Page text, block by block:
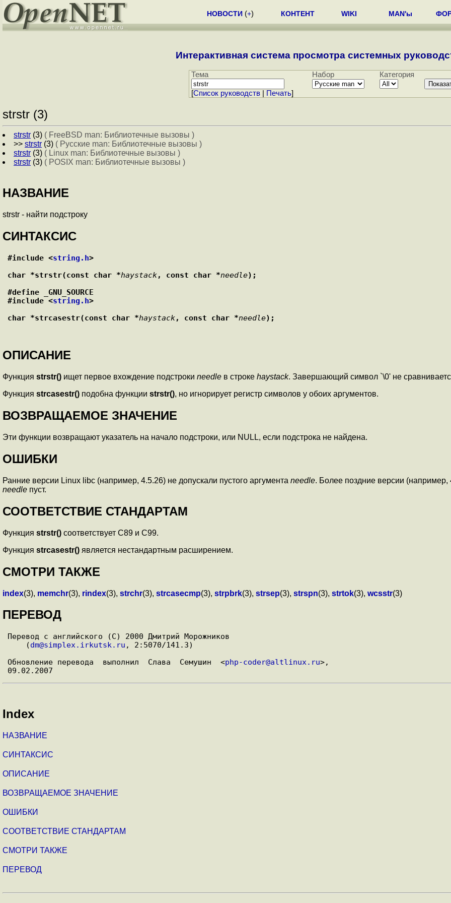
НОВОСТИ (+) КОНТЕНТ WIKI MAN'ы
Интерактивная система просмотра системных
Тема Набор Категория
[Cписок руководств| Печать]
strstr (3)
strstr (3) ( FreeBSD man: Библиотечные вызовы )
>> strstr (3) ( Русские man: Библиотечные вызовы )
strstr (3) ( Linux man: Библиотечные вызовы )
strstr (3) ( POSIX man: Библиотечные вызовы )
НАЗВАНИЕ
strstr - найти подстроку
СИНТАКСИС
#include <string.h>
char *strstr(const char *haystack, const char *needle);
#define _GNU_SOURCE
#include <string.h>
char *strcasestr(const char *haystack, const char *needle);
ОПИСАНИЕ
Функция strstr() ищет первое вхождение подстроки needle в строке haystack. Завершающий символ `\0' не
Функция strcasestr() подобна функции strstr(), но игнорирует регистр символов у обоих аргументов.
ВОЗВРАЩАЕМОЕ ЗНАЧЕНИЕ
Эти функции возвращают указатель на начало подстроки, или NULL, если подстрока не найдена.
ОШИБКИ
Ранние версии Linux libc (например, 4.5.26) не допускали пустого аргумента needle. Более поздние версии
needle пуст.
СООТВЕТСТВИЕ СТАНДАРТАМ
Функция strstr() соответствует C89 и C99.
Функция strcasestr() является нестандартным расширением.
СМОТРИ ТАКЖЕ
index(3), memchr(3), rindex(3), strchr(3), strcasecmp(3), strpbrk(3), strsep(3), strspn(3), strtok(3), wcsstr(3)
ПЕРЕВОД
Перевод с английского (C) 2000 Дмитрий Морожников
    (
dm@simplex.irkutsk.ru , 2:5070/141.3)
Обновление перевода  выполнил  Слава  Семушин  <php-coder@altlinux.ru>,
Index
НАЗВАНИЕ
СИНТАКСИС
ОПИСАНИЕ
ВОЗВРАЩАЕМОЕ ЗНАЧЕНИЕ
ОШИБКИ
СООТВЕТСТВИЕ СТАНДАРТАМ
СМОТРИ ТАКЖЕ
ПЕРЕВОД